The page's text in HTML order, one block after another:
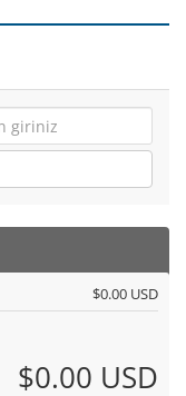
$0.00 USD
$0.00 USD